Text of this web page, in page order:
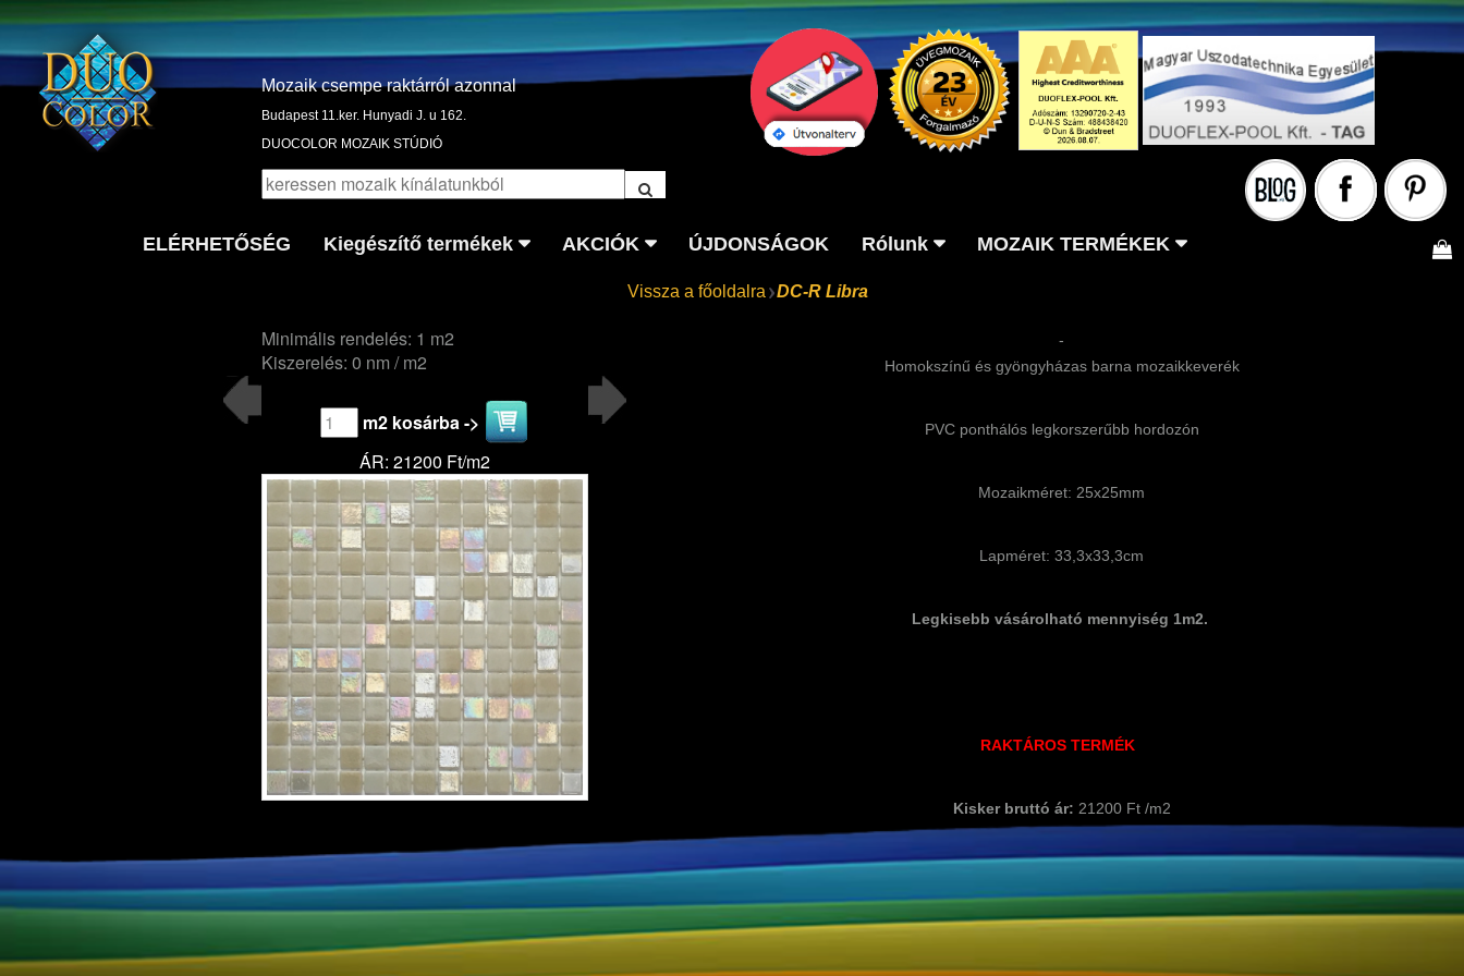
Mozaik csempe raktárról azonnal
Budapest 11.ker. Hunyadi J. u 162.
DUOCOLOR MOZAIK STÚDIÓ
ELÉRHETŐSÉG Kiegészítő termékek AKCIÓK ÚJDONSÁGOK Rólunk MOZAIK TERMÉKEK
Vissza a főoldalra DC-R Libra
Minimális rendelés: 1 m2
Kiszerelés: 0 nm / m2
m2 kosárba ->
ÁR: 21200 Ft/m2
-
Homokszínű és gyöngyházas barna mozaikkeverék
PVC ponthálós legkorszerűbb hordozón
Mozaikméret: 25x25mm
Lapméret: 33,3x33,3cm
Legkisebb vásárolható mennyiség 1m2.
RAKTÁROS TERMÉK
Kisker bruttó ár: 21200 Ft /m2